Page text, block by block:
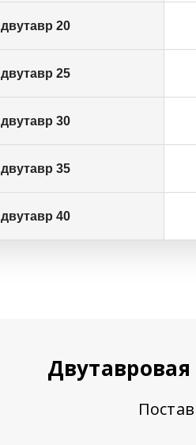
двутавр 20
двутавр 25
двутавр 30
двутавр 35
двутавр 40